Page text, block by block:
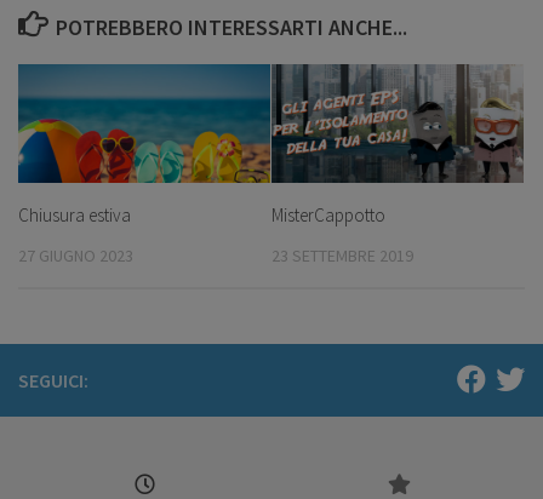
POTREBBERO INTERESSARTI ANCHE...
Chiusura estiva
27 GIUGNO 2023
MisterCappotto
23 SETTEMBRE 2019
SEGUICI: